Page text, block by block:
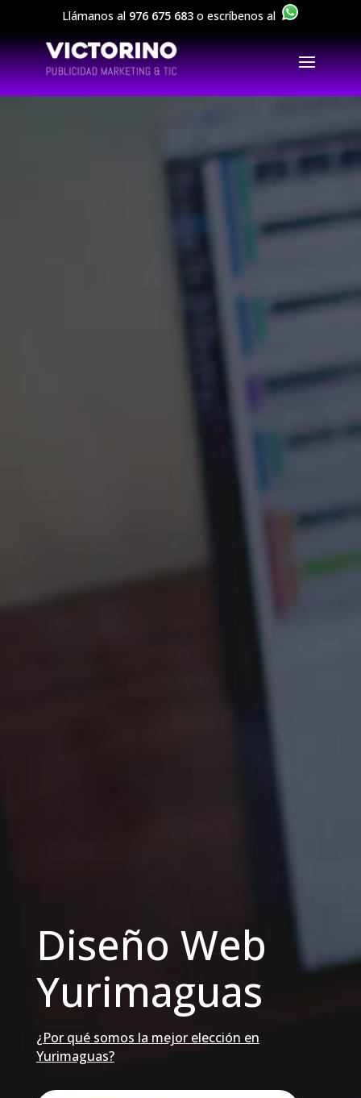
Llámanos al 976 675 683 o escríbenos al
Diseño Web
Yurimaguas
¿Por qué somos la mejor elección en
Yurimaguas?